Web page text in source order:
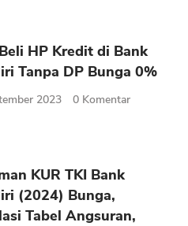
HP Kredit di Bank
Tanpa DP Bunga 0%
2023 0 Komentar
KUR TKI Bank
(2024) Bunga,
Tabel Angsuran,